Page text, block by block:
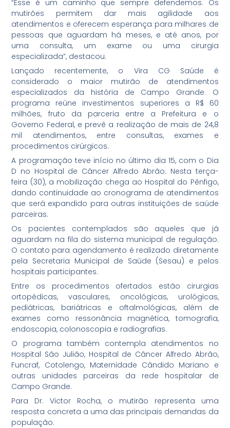
“Esse é um caminho que sempre defendemos. Os
mutirões permitem dar mais agilidade aos
atendimentos e oferecem esperança para milhares de
pessoas que aguardam há meses, e até anos, por
uma consulta, um exame ou uma cirurgia
especializada”, destacou.
Lançado recentemente, o Vira CG Saúde é
considerado o maior mutirão de atendimentos
especializados da história de Campo Grande. O
programa reúne investimentos superiores a R$ 60
milhões, fruto da parceria entre a Prefeitura e o
Governo Federal, e prevê a realização de mais de 24,8
mil atendimentos, entre consultas, exames e
procedimentos cirúrgicos.
A programação teve início no último dia 15, com o Dia
D no Hospital de Câncer Alfredo Abrão. Nesta terça-
feira (30), a mobilização chega ao Hospital do Pênfigo,
dando continuidade ao cronograma de atendimentos
que será expandido para outras instituições de saúde
parceiras.
Os pacientes contemplados são aqueles que já
aguardam na fila do sistema municipal de regulação.
O contato para agendamento é realizado diretamente
pela Secretaria Municipal de Saúde (Sesau) e pelos
hospitais participantes.
Entre os procedimentos ofertados estão cirurgias
ortopédicas, vasculares, oncológicas, urológicas,
pediátricas, bariátricas e oftalmológicas, além de
exames como ressonância magnética, tomografia,
endoscopia, colonoscopia e radiografias.
O programa também contempla atendimentos no
Hospital São Julião, Hospital de Câncer Alfredo Abrão,
Funcraf, Cotolengo, Maternidade Cândido Mariano e
outras unidades parceiras da rede hospitalar de
Campo Grande.
Para Dr. Victor Rocha, o mutirão representa uma
resposta concreta a uma das principais demandas da
população.